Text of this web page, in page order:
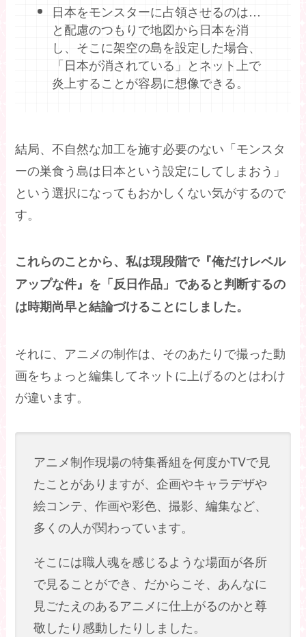
日本をモンスターに占領させるのは…
と配慮のつもりで地図から日本を消
し、そこに架空の島を設定した場合、
「日本が消されている」とネット上で
炎上することが容易に想像できる。
結局、不自然な加工を施す必要のない「モンスタ
ーの巣食う島は日本という設定にしてしまおう」
という選択になってもおかしくない気がするので
す。
これらのことから、私は現段階で『俺だけレベル
アップな件』を「反日作品」であると判断するの
は時期尚早と結論づけることにしました。
それに、アニメの制作は、そのあたりで撮った動
画をちょっと編集してネットに上げるのとはわけ
が違います。
アニメ制作現場の特集番組を何度かTVで見
たことがありますが、企画やキャラデザや
絵コンテ、作画や彩色、撮影、編集など、
多くの人が関わっています。
そこには職人魂を感じるような場面が各所
で見ることができ、だからこそ、あんなに
見ごたえのあるアニメに仕上がるのかと尊
敬したり感動したりしました。